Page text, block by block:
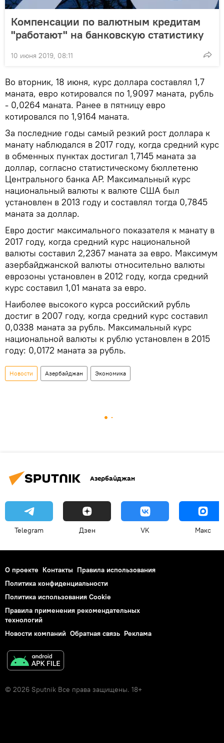
Компенсации по валютным кредитам
"работают" на банковскую статистику
10 июня 2019, 08:11
Во вторник, 18 июня, курс доллара составлял 1,7
маната, евро котировался по 1,9097 маната, рубль
- 0,0264 маната. Ранее в пятницу евро
котировался по 1,9164 маната.
За последние годы самый резкий рост доллара к
манату наблюдался в 2017 году, когда средний курс
в обменных пунктах достигал 1,7145 маната за
доллар, согласно статистическому бюллетеню
Центрального банка АР. Максимальный курс
национальный валюты к валюте США был
установлен в 2013 году и составлял тогда 0,7845
маната за доллар.
Евро достиг максимального показателя к манату в
2017 году, когда средний курс национальной
валюты составил 2,2367 маната за евро. Максимум
азербайджанской валюты относительно валюты
еврозоны установлен в 2012 году, когда средний
курс составил 1,01 маната за евро.
Наиболее высокого курса российский рубль
достиг в 2007 году, когда средний курс составил
0,0338 маната за рубль. Максимальный курс
национальной валюты к рублю установлен в 2015
году: 0,0172 маната за рубль.
Новости Азербайджан Экономика
Азербайджан
Telegram Дзен VK Макс
О проекте Контакты Правила использования
Политика конфиденциальности
Политика использования Cookie
Правила применения рекомендательных
технологий
Новости компаний Обратная связь Реклама
© 2026 Sputnik Все права защищены. 18+